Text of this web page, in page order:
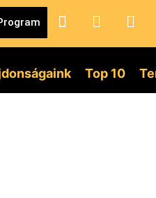
Top 10